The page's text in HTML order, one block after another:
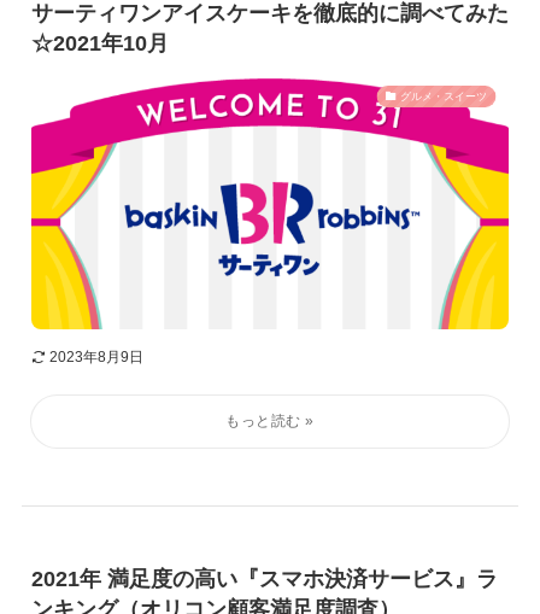
サーティワンアイスケーキを徹底的に調べてみた
☆2021年10月
グルメ・スイーツ
2023年8月9日
2021年 満足度の高い『スマホ決済サービス』ラ